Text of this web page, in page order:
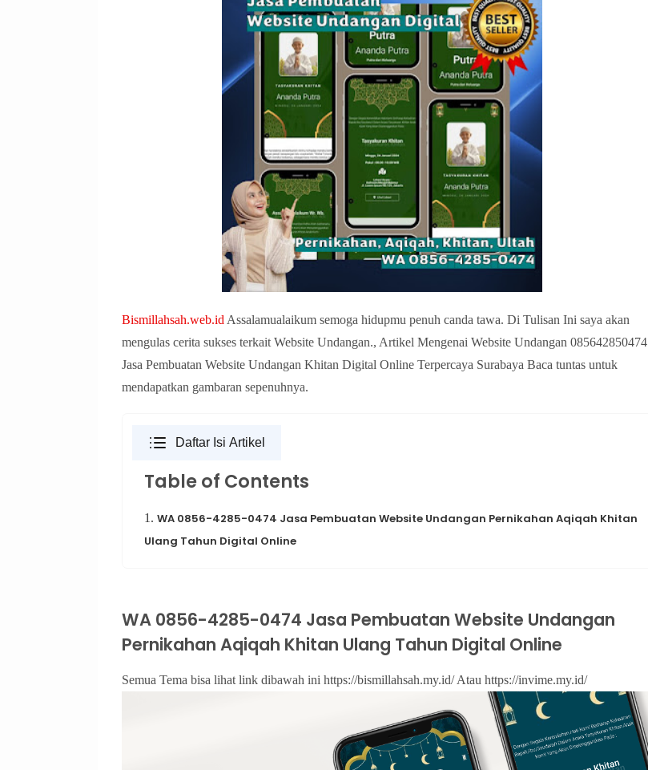
Bismillahsah.web.id Assalamualaikum semoga hidupmu penuh canda tawa. Di Tulisan Ini saya akan
mengulas cerita sukses terkait Website Undangan., Artikel Mengenai Website Undangan 085642850474
Jasa Pembuatan Website Undangan Khitan Digital Online Terpercaya Surabaya Baca tuntas untuk
mendapatkan gambaran sepenuhnya.
Daftar Isi Artikel
Table of Contents
1. WA 0856-4285-0474 Jasa Pembuatan Website Undangan Pernikahan Aqiqah Khitan
Ulang Tahun Digital Online
WA 0856-4285-0474 Jasa Pembuatan Website Undangan
Pernikahan Aqiqah Khitan Ulang Tahun Digital Online
Semua Tema bisa lihat link dibawah ini https://bismillahsah.my.id/ Atau https://invime.my.id/